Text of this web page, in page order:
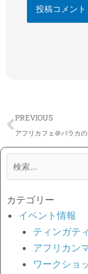
Prev
PREVIOUS
検
象:
カテゴリー
イベント情報
ティンガテ
アフリカン
ワークショ